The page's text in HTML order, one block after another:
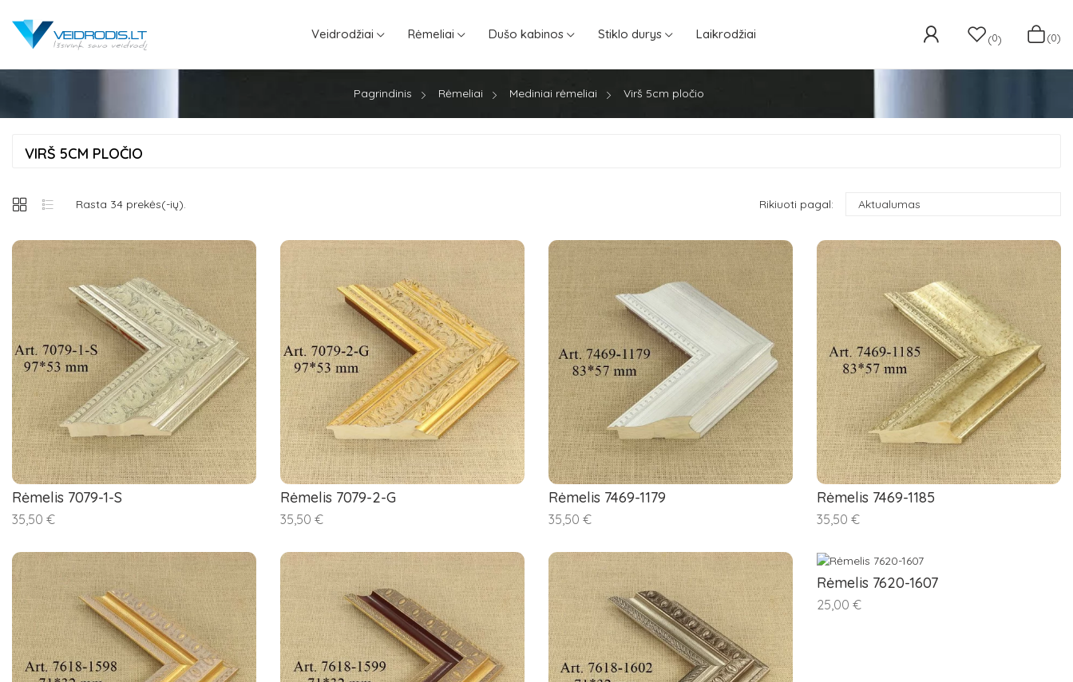
Veidrodžiai Rėmeliai Dušo kabinos Stiklo durys Laikrodžiai (0) (0)
Pagrindinis Rėmeliai Mediniai rėmeliai Virš 5cm pločio
VIRŠ 5CM PLOČIO
Rasta 34 prekės(-ių). Rikiuoti pagal: Aktualumas
Rėmelis 7079-1-S
35,50 €
Rėmelis 7079-2-G
35,50 €
Rėmelis 7469-1179
35,50 €
Rėmelis 7469-1185
35,50 €
Rėmelis 7620-1607
25,00 €